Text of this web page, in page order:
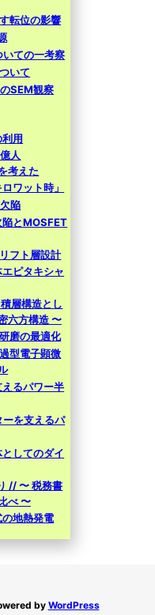
転位の影響
いての一考察
いて
SEM観察
用
人
考えた
ワット時」
陥
とMOSFET
フト層設計
ピタキシャ
層構造とし
六方構造 〜
磨の最適化
型電子顕微
るパワー半
を支えるパ
してのダイ
// 〜 税務書
べ 〜
地熱発電
by WordPress